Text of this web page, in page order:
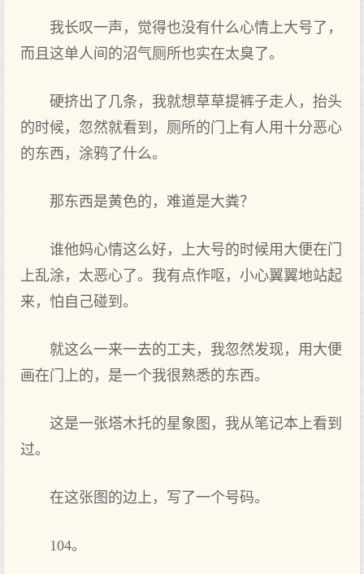
我长叹一声，觉得也没有什么心情上大号了，
而且这单人间的沼气厕所也实在太臭了。
硬挤出了几条，我就想草草提裤子走人，抬头
的时候，忽然就看到，厕所的门上有人用十分恶心
的东西，涂鸦了什么。
那东西是黄色的，难道是大粪？
谁他妈心情这么好，上大号的时候用大便在门
上乱涂，太恶心了。我有点作呕，小心翼翼地站起
来，怕自己碰到。
就这么一来一去的工夫，我忽然发现，用大便
画在门上的，是一个我很熟悉的东西。
这是一张塔木托的星象图，我从笔记本上看到
过。
在这张图的边上，写了一个号码。
104。